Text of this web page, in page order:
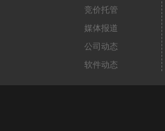
竞价托管
媒体报道
公司动态
软件动态